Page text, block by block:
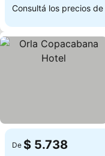
Consultá los precios de
De $ 5.738